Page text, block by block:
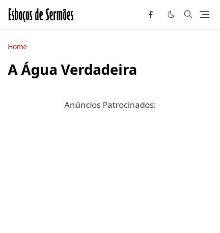
Home
A Água Verdadeira
Anúncios Patrocinados: